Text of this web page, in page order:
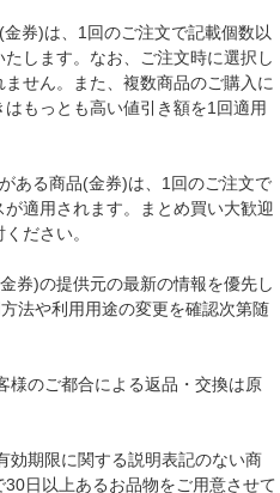
券)は、1回のご注文で記載個数以
します。なお、ご注文時に選択し
せん。また、複数商品のご購入に
もっとも高い値引き額を1回適用
ある商品(金券)は、1回のご注文で
適用されます。まとめ買い大歓迎
ださい。
券)の提供元の最新の情報を優先し
法や利用用途の変更を確認次第随
のご都合による返品・交換は原
期限に関する説明表記のない商
日以上あるお品物をご用意させて